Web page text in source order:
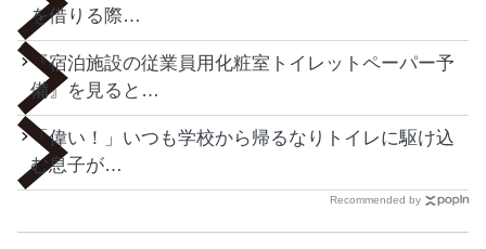
を借りる際…
『宿泊施設の従業員用化粧室トイレットペーパー予
備』を見ると…
「偉い！」いつも学校から帰るなりトイレに駆け込
む息子が…
Recommended by